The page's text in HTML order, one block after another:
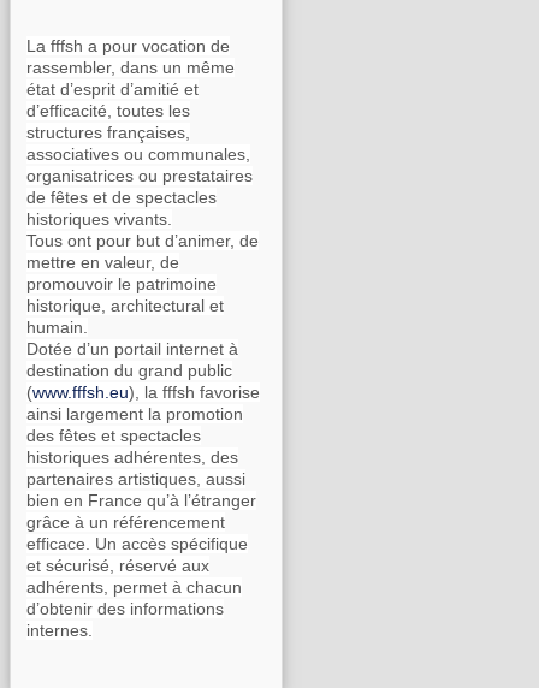
La fffsh a pour vocation de
rassembler, dans un même
état d’esprit d’amitié et
d’efficacité, toutes les
structures françaises,
associatives ou communales,
organisatrices ou prestataires
de fêtes et de spectacles
historiques vivants.
Tous ont pour but d’animer, de
mettre en valeur, de
promouvoir le patrimoine
historique, architectural et
humain.
Dotée d’un portail internet à
destination du grand public
(www.fffsh.eu), la fffsh favorise
ainsi largement la promotion
des fêtes et spectacles
historiques adhérentes, des
partenaires artistiques, aussi
bien en France qu’à l’étranger
grâce à un référencement
efficace. Un accès spécifique
et sécurisé, réservé aux
adhérents, permet à chacun
d’obtenir des informations
internes.